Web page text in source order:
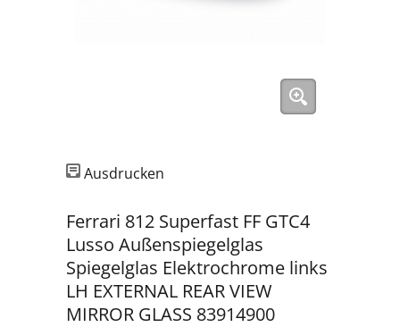
Ausdrucken
Ferrari 812 Superfast FF GTC4
Lusso Außenspiegelglas
Spiegelglas Elektrochrome links
LH EXTERNAL REAR VIEW
MIRROR GLASS 83914900